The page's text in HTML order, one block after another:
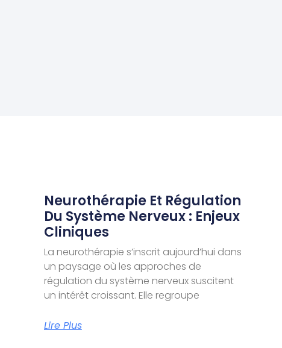
Neurothérapie Et Régulation
Du Système Nerveux : Enjeux
Cliniques
La neurothérapie s’inscrit aujourd’hui dans
un paysage où les approches de
régulation du système nerveux suscitent
un intérêt croissant. Elle regroupe
Lire Plus